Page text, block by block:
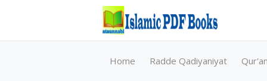
Home Radde Qadiyaniyat